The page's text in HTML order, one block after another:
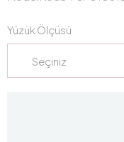
Yüzük Ölçüsü